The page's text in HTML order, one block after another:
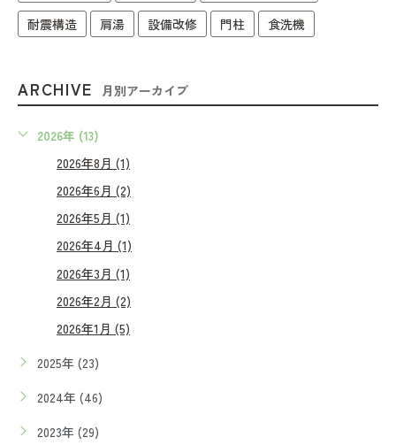
耐震構造
肩湯 設備改修 門柱 食洗機
ARCHIVE 月別アーカイブ
2026年 (13)
2026年8月 (1)
2026年6月 (2)
2026年5月 (1)
2026年4月 (1)
2026年3月 (1)
2026年2月 (2)
2026年1月 (5)
2025年 (23)
2024年 (46)
2023年 (29)